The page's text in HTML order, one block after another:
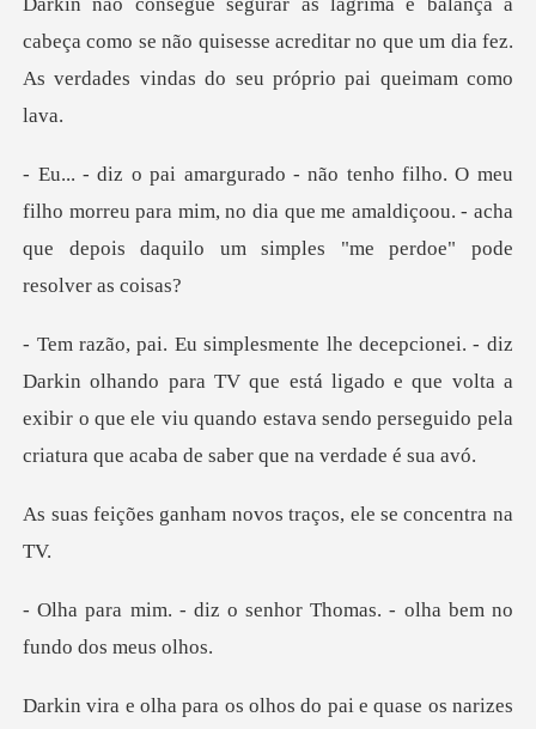
eça como se não quisesse acreditar no que um dia fez.
ho morreu para mim, no dia que me amaldiçoou. - acha
que de
ara TV que está ligado e que volta a
exibir o que ele viu quando estava s
am novos traços, ele
senhor Thomas. - olha bem
do pai e quase os narizes